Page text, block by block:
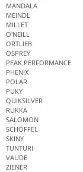
MANDALA
MEINDL
MILLET
O'NEILL
ORTLIEB
OSPREY
PEAK PERFORMANCE
PHENIX
POLAR
PUKY
QUIKSILVER
RUKKA
SALOMON
SCHÖFFEL
SKINY
TUNTURI
VAUDE
ZIENER